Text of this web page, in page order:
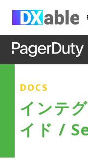
DOCS
インテ
イド /